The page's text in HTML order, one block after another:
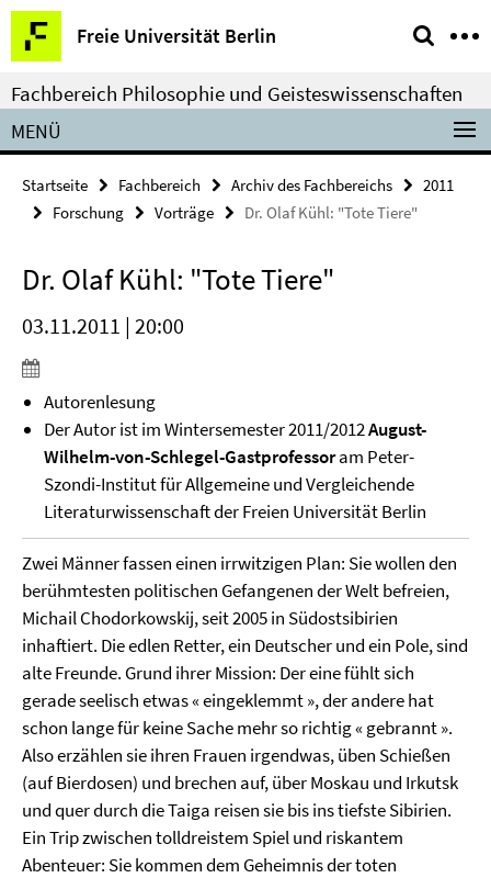
Springe
direkt
zu
Inhalt
Freie Universität Berlin
Service-
Navigation
Fachbereich Philosophie und Geisteswissenschaften
MENÜ
Startseite Fachbereich Archiv des Fachbereichs
2011
Forschung
Vorträge Dr. Olaf Kühl: "Tote Tiere"
Dr. Olaf Kühl: "Tote Tiere"
03.11.2011 | 20:00
Autorenlesung
Der Autor ist im Wintersemester 2011/2012August-
Wilhelm-von-Schlegel-Gastprofessoram Peter-
Szondi-Institut für Allgemeine und Vergleichende
Literaturwissenschaft der Freien Universität Berlin
Zwei Männer fassen einen irrwitzigen Plan: Sie wollen den
berühmtesten politischen Gefangenen der Welt befreien,
Michail Chodorkowskij, seit 2005 in Südost­sibirien
inhaftiert. Die edlen Retter, ein Deutscher und ein Pole, sind
alte Freunde. Grund ihrer Mission: Der eine fühlt sich
gerade seelisch etwas « eingeklemmt », der andere hat
schon lange für keine Sache mehr so richtig « gebrannt ».
Also erzählen sie ihren Frauen irgendwas, üben Schießen
(auf Bierdosen) und brechen auf, über Moskau und Irkutsk
und quer durch die Taiga reisen sie bis ins tiefste Sibirien.
Ein Trip zwischen tolldreistem Spiel und riskantem
Abenteuer: Sie kommen dem Geheimnis der toten